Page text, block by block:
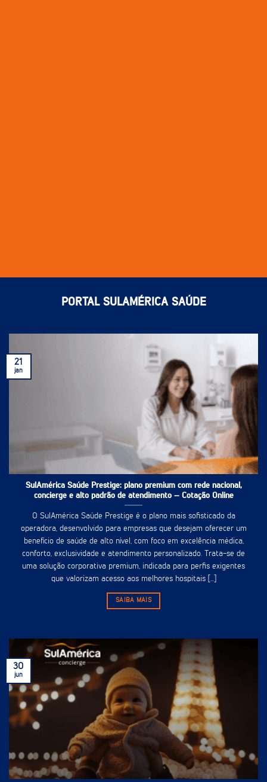
PORTAL SULAMÉRICA SAÚDE
SulAmérica Saúde Prestige: plano premium com rede nacional,
concierge e alto padrão de atendimento – Cotação Online
O SulAmérica Saúde Prestige é o plano mais sofisticado da
operadora, desenvolvido para empresas que desejam oferecer um
benefício de saúde de alto nível, com foco em excelência médica,
conforto, exclusividade e atendimento personalizado. Trata-se de
uma solução corporativa premium, indicada para perfis exigentes
que valorizam acesso aos melhores hospitais [...]
SAIBA MAIS
21
jan
30
jun